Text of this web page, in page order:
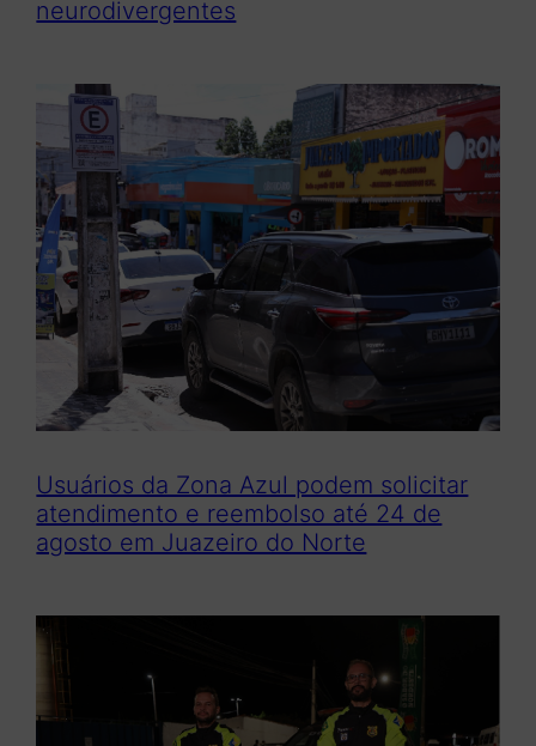
neurodivergentes
Usuários da Zona Azul podem solicitar
atendimento e reembolso até 24 de
agosto em Juazeiro do Norte